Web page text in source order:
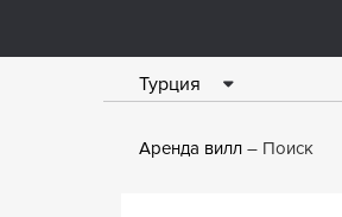
Турция
Аренда вилл Поиск